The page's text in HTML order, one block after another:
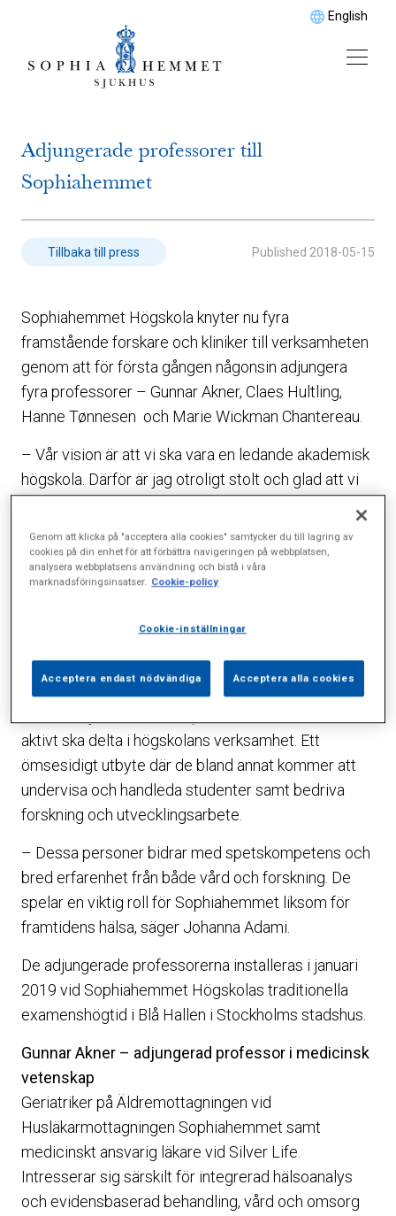
English
Adjungerade professorer till
Sophiahemmet
Tillbaka till press Published 2018-05-15
Sophiahemmet Högskola knyter nu fyra
framstående forskare och kliniker till verksamheten
genom att för första gången någonsin adjungera
fyra professorer – Gunnar Akner, Claes Hultling,
Hanne Tønnesen och Marie Wickman Chantereau.
– Vår vision är att vi ska vara en ledande akademisk
högskola. Därför är jag otroligt stolt och glad att vi
högskolans verksamhet med viktig kompetens och
som för oss närmare vårt mål, säger Sophiahemmet
Högskolas rektor Johanna Adami.
Människan i sjukdom, vård och hälsa under minst
aktivt ska delta i högskolans verksamhet. Ett
ömsesidigt utbyte där de bland annat kommer att
undervisa och handleda studenter samt bedriva
forskning och utvecklingsarbete.
– Dessa personer bidrar med spetskompetens och
bred erfarenhet från både vård och forskning. De
spelar en viktig roll för Sophiahemmet liksom för
framtidens hälsa, säger Johanna Adami.
De adjungerade professorerna installeras i januari
2019 vid Sophiahemmet Högskolas traditionella
examenshögtid i Blå Hallen i Stockholms stadshus.
Gunnar Akner – adjungerad professor i medicinsk
vetenskap
Geriatriker på Äldremottagningen vid
Husläkarmottagningen Sophiahemmet samt
medicinskt ansvarig läkare vid Silver Life.
Intresserar sig särskilt för integrerad hälsoanalys
och evidensbaserad behandling, vård och omsorg
Genom att klicka på "acceptera alla cookies" samtycker du till lagring av
cookies på din enhet för att förbättra navigeringen på webbplatsen,
analysera webbplatsens användning och bistå i våra
marknadsföringsinsatser. Cookie-policy
Cookie-inställningar
Acceptera endast nödvändiga Acceptera alla cookies